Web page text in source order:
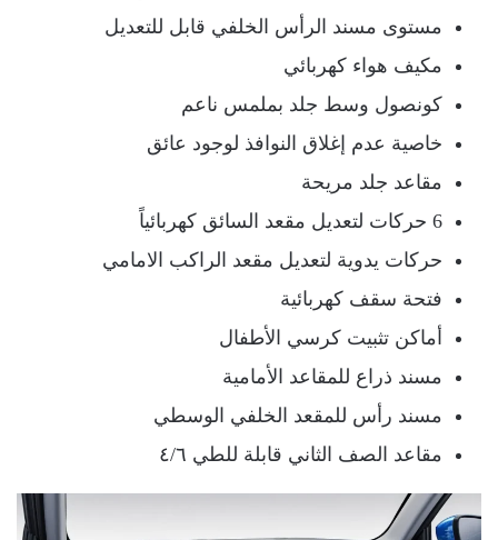
مستوى مسند الرأس الخلفي قابل للتعديل
مكيف هواء كهربائي
كونصول وسط جلد بملمس ناعم
خاصية عدم إغلاق النوافذ لوجود عائق
مقاعد جلد مريحة
6 حركات لتعديل مقعد السائق كهربائياً
حركات يدوية لتعديل مقعد الراكب الامامي
فتحة سقف كهربائية
أماكن تثبيت كرسي الأطفال
مسند ذراع للمقاعد الأمامية
مسند رأس للمقعد الخلفي الوسطي
مقاعد الصف الثاني قابلة للطي ٤/٦